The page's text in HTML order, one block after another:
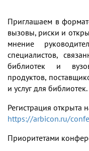
Приглашаем в
вызовы, риски и
мнение
специалистов,
библиотек и
продуктов,
и услуг для библиотек.
Регистрация открыта
https://arbicon.ru/
Приоритетами